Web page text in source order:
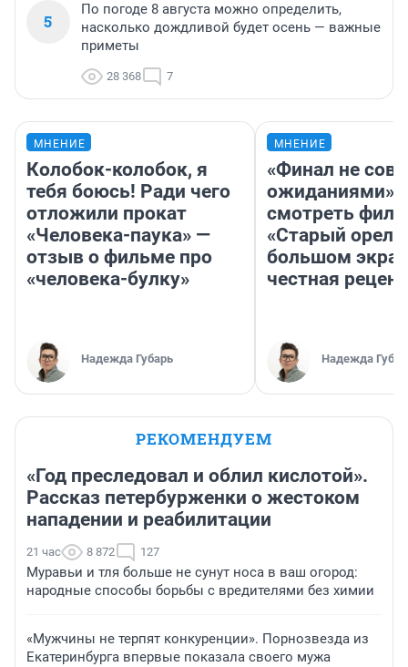
5
По погоде 8 августа можно определить,
насколько дождливой будет осень — важные
приметы
28 368 7
МНЕНИЕ
Колобок-колобок, я
тебя боюсь! Ради чего
отложили прокат
«Человека-паука» —
отзыв о фильме про
«человека-булку»
Надежда Губарь
МНЕНИЕ
«Финал не
ожиданиями»:
смотреть
«Старый орел»
большом
честная
Надежда
РЕКОМЕНДУЕМ
«Год преследовал и облил кислотой».
Рассказ петербурженки о жестоком
нападении и реабилитации
21 час 8 872 127
Муравьи и тля больше не сунут носа в ваш огород:
народные способы борьбы с вредителями без химии
«Мужчины не терпят конкуренции». Порнозвезда из
Екатеринбурга впервые показала своего мужа